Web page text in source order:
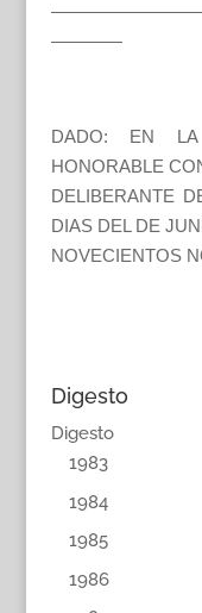
————
DADO: EN
HONORABLE
DELIBERANTE
DIAS DEL DE
NOVECIENTOS
Digesto
Digesto
1983
1984
1985
1986